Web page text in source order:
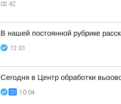
02:42
В нашей постоянной рубрике
12:01
Сегодня в Центр обработки
10:04